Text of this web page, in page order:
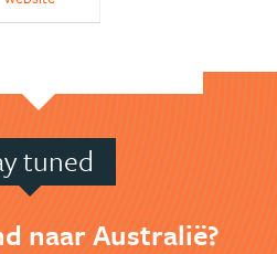
tuned
naar Australië?